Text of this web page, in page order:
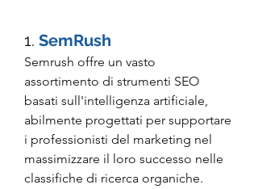
1. SemRush
Semrush offre un vasto
assortimento di strumenti SEO
basati sull'intelligenza artificiale,
abilmente progettati per supportare
i professionisti del marketing nel
massimizzare il loro successo nelle
classifiche di ricerca organiche.